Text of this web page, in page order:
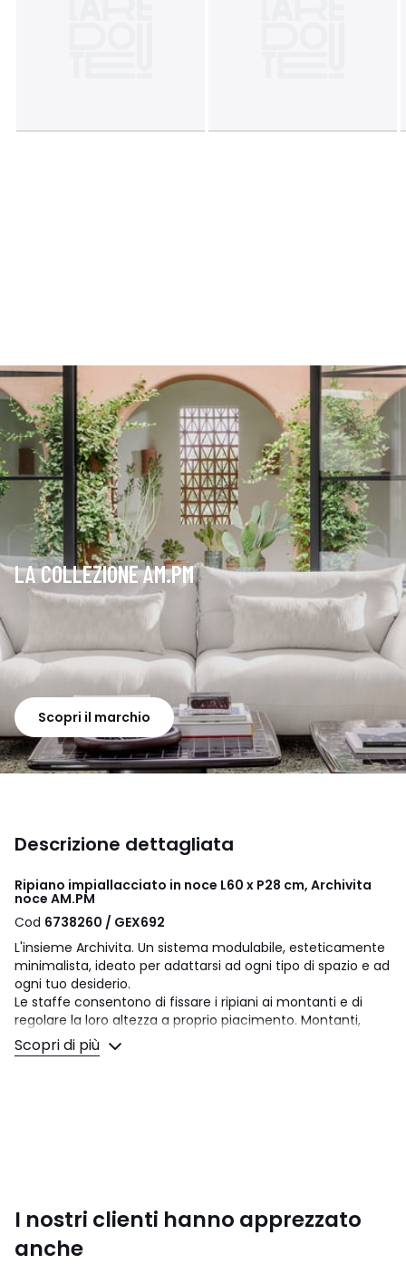
LA COLLEZIONE AM.PM
Scopri il marchio
Descrizione dettagliata
Ripiano impiallacciato in noce L60 x P28 cm, Archivita
noce AM.PM
Cod 6738260 / GEX692
L'insieme Archivita. Un sistema modulabile, esteticamente
minimalista, ideato per adattarsi ad ogni tipo di spazio e ad
ogni tuo desiderio.
Le staffe consentono di fissare i ripiani ai montanti e di
regolare la loro altezza a proprio piacimento. Montanti,
supporti, ripiani e scomparti in vendita separatamente.
Dimensioni
• Lunghezza: 60 cm
Scopri di più
I nostri clienti hanno apprezzato
anche